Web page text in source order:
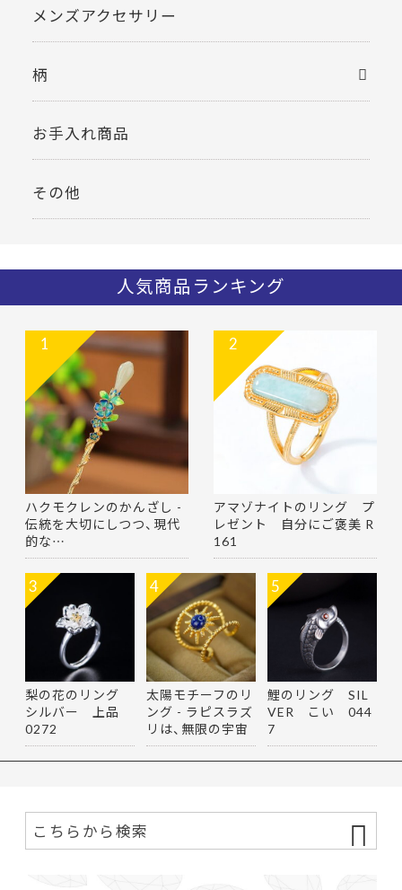
メンズアクセサリー
柄
お手入れ商品
その他
人気商品ランキング
ハクモクレンのかんざし -
伝統を大切にしつつ、現代
的な…
1
アマゾナイトのリング プ
レゼント 自分にご褒美 R
161
2
梨の花のリング
シルバー 上品
0272
3
太陽モチーフのリ
ング - ラピスラズ
リは、無限の宇宙
を思…
4
鯉のリング SIL
VER こい 044
7
5